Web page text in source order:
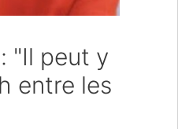
"Il peut y
entre les